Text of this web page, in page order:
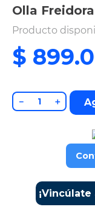
Olla
Producto
$ 899.
＋
－
4.
5.
6.
.
10.